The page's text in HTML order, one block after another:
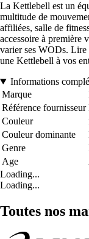
La Kettlebell est un
multitude de
affiliées, salle de
accessoire à première
varier ses WODs.
une Kettlebell à vos
Informations
Marque
Référence fournisseur
Couleur
Couleur dominante
Genre
Age
Loading...
Loading...
Toutes nos